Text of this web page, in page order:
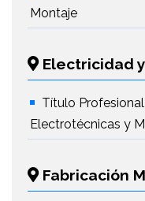
Montaje
Electricidad
Título
Electrotécnicas y
Fabricación